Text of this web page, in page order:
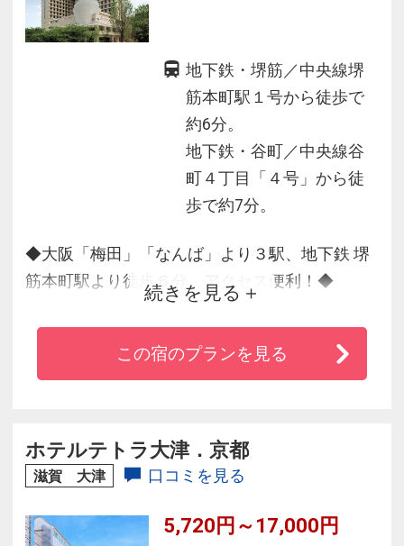
地下鉄・堺筋／中央線堺
筋本町駅１号から徒歩で
約6分。
地下鉄・谷町／中央線谷
町４丁目「４号」から徒
歩で約7分。
◆大阪「梅田」「なんば」より３駅、地下鉄 堺
筋本町駅より徒歩６分。アクセス便利！◆
・最上階にスパゾーンを設け、夜空を眺めなが
らの露天風呂（天然温泉）をお楽しみ頂けま
・キタやミナミにもアクセス便利。地下鉄で約
１５分。
続きを見る
この宿のプランを見る
ホテルテトラ大津．京都
滋賀 大津 口コミを見る
5,720円～17,000円